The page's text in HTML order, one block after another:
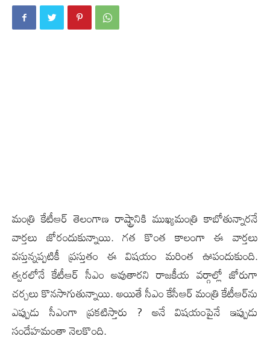
మంత్రి కేటీఆర్ తెలంగాణ రాష్ట్రానికి ముఖ్య‌మంత్రి కాబోతున్నార‌నే
వార్త‌లు జోరందుకున్నాయి. గ‌త కొంత కాలంగా ఈ వార్త‌లు
వ‌స్తున్న‌ప్ప‌టికీ ప్ర‌స్తుతం ఈ విష‌యం మ‌రింత ఊపందుకుంది.
త్వ‌ర‌లోనే కేటీఆర్ సీఎం అవుతార‌ని రాజ‌కీయ వ‌ర్గాల్లో జోరుగా
చ‌ర్చ‌లు కొన‌సాగుతున్నాయి. అయితే సీఎం కేసీఆర్ మంత్రి కేటీఆర్‌ను
ఎప్పుడు సీఎంగా ప్ర‌క‌టిస్తారు ? అనే విష‌యంపైనే ఇప్పుడు
సందేహమంతా నెల‌కొంది.